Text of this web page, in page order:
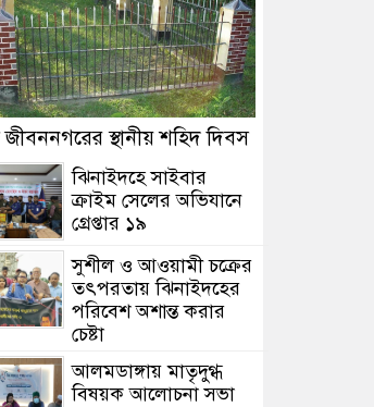
স্থানীয় শহিদ দিবস
ঝিনাইদহে সাইবার
ক্রাইম সেলের অভিযানে
গ্রেপ্তার ১৯
সুশীল ও আওয়ামী চক্রের
তৎপরতায় ঝিনাইদহের
পরিবেশ অশান্ত করার
চেষ্টা
আলমডাঙ্গায় মাতৃদুগ্ধ
বিষয়ক আলোচনা সভা